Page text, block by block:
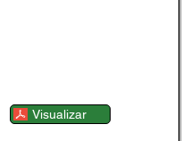
Visualizar